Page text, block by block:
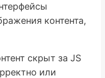
контента,
скрыт за JS
или